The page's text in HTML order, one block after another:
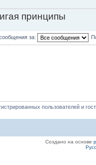
принципы
за:
пользователей и
Создано на основе